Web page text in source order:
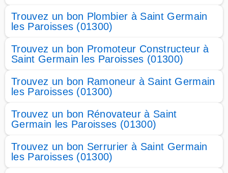
Trouvez un bon Plombier à Saint Germain
les Paroisses (01300)
Trouvez un bon Promoteur Constructeur à
Saint Germain les Paroisses (01300)
Trouvez un bon Ramoneur à Saint Germain
les Paroisses (01300)
Trouvez un bon Rénovateur à Saint
Germain les Paroisses (01300)
Trouvez un bon Serrurier à Saint Germain
les Paroisses (01300)